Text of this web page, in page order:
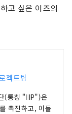
고 싶은 이즈의
젝트팀
(통칭 "IIP")은
촉진하고, 이들